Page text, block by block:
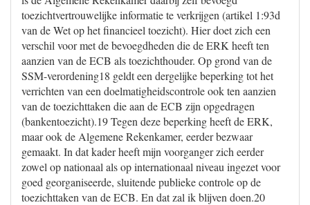
toezichtvertrouwelijke informatie te verkrijgen (artikel 1:93d
van de Wet op het financieel toezicht). Hier doet zich een
verschil voor met de bevoegdheden die de ERK heeft ten
aanzien van de ECB als toezichthouder. Op grond van de
SSM-verordening18 geldt een dergelijke beperking tot het
verrichten van een doelmatigheidscontrole ook ten aanzien
van de toezichttaken die aan de ECB zijn opgedragen
(bankentoezicht).19 Tegen deze beperking heeft de ERK,
maar ook de Algemene Rekenkamer, eerder bezwaar
gemaakt. In dat kader heeft mijn voorganger zich eerder
zowel op nationaal als op internationaal niveau ingezet voor
goed georganiseerde, sluitende publieke controle op de
toezichttaken van de ECB. En dat zal ik blijven doen.20